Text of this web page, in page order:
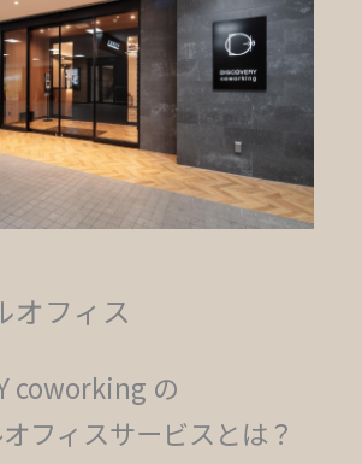
オフィス
coworking の
フィスサービスとは？